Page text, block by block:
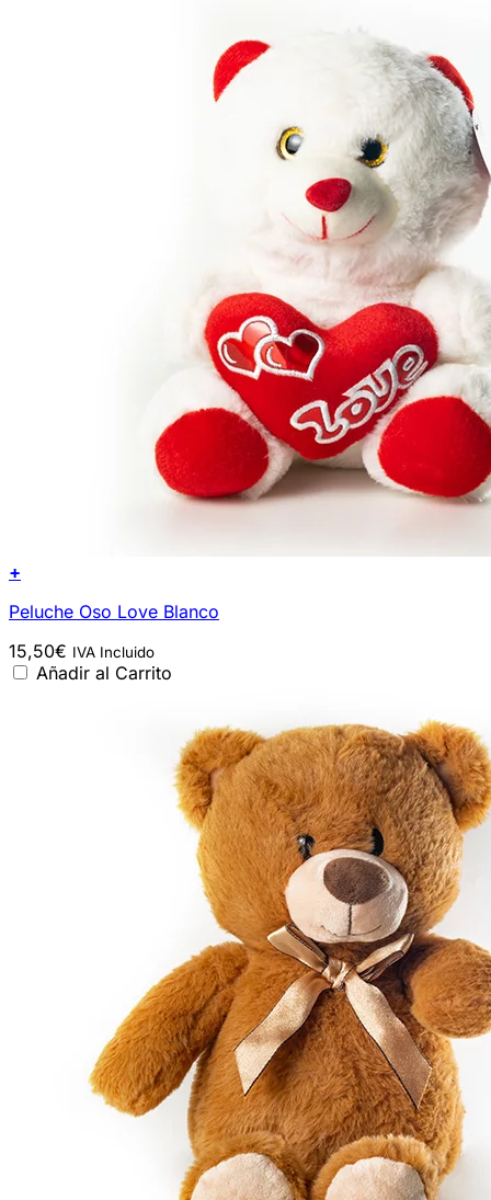
+
Peluche Oso Love Blanco
15,50€ IVA Incluido
Añadir al Carrito